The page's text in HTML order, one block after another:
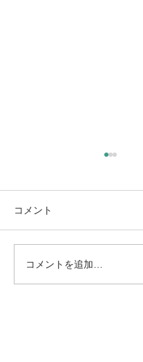
8/13（木）
スタン）｜高木日
コメント
コメントを追加…